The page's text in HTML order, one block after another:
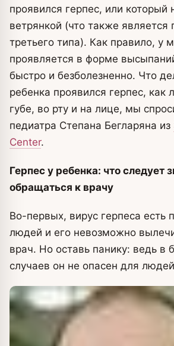
проявился герпес, или который
ветрянкой (что также является
третьего типа). Как правило, у
проявляется в форме
быстро и безболезненно. Что
ребенка проявился герпес, как
губе, во рту и на лице, мы
педиатра Степана Бегларяна из
Center.
Герпес у ребенка: что следует
обращаться к врачу
Во-первых, вирус герпеса есть
людей и его невозможно
врач. Но оставь панику: ведь в
случаев он не опасен для